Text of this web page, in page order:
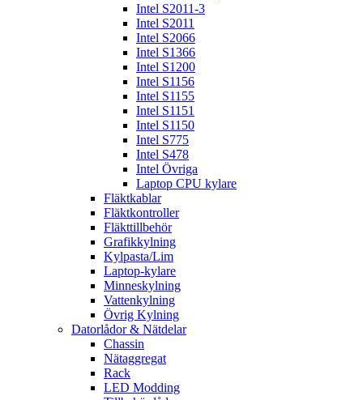
Intel S2011-3
Intel S2011
Intel S2066
Intel S1366
Intel S1200
Intel S1156
Intel S1155
Intel S1151
Intel S1150
Intel S775
Intel S478
Intel Övriga
Laptop CPU kylare
Fläktkablar
Fläktkontroller
Fläkttillbehör
Grafikkylning
Kylpasta/Lim
Laptop-kylare
Minneskylning
Vattenkylning
Övrig Kylning
Datorlådor & Nätdelar
Chassin
Nätaggregat
Rack
LED Modding